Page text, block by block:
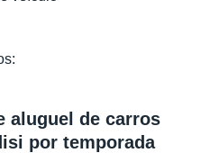
aluguel de carros
por temporada